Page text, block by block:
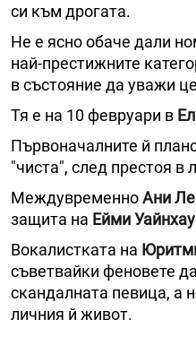
си към дрогата.
Не е ясно обаче дали
най-престижните
в състояние да уважи
Тя е на 10 февруари в
Първоначалните й
"чиста", след престоя в
МеждувременноАни
защита на Ейми
Вокалистката на
съветвайки феновете
скандалната певица, а
личния й живот.